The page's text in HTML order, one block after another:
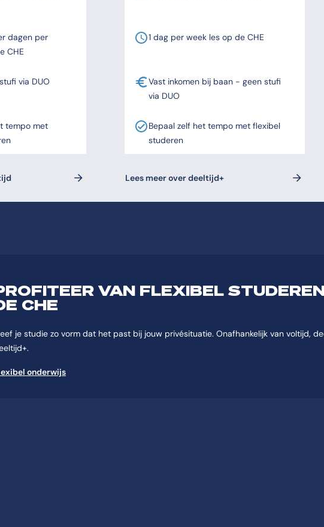
dagen per
CHE
via DUO
tempo met
1 dag per week les op de CHE
Vast inkomen bij baan - geen stufi
via DUO
Bepaal zelf het tempo met flexibel
studeren
Lees meer over deeltijd+
VAN FLEXIBEL
CHE
je studie zo vorm dat het past bij jouw privésituatie. Onafhankelijk van voltijd,
onderwijs